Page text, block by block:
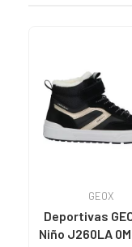
GEOX
Deportivas GEOX
Niño J260LA